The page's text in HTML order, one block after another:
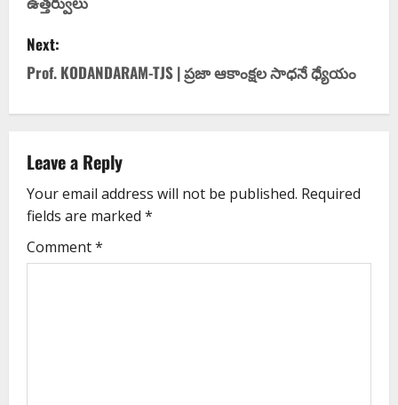
Next:
Prof. KODANDARAM-TJS | ప్రజా ఆకాంక్షల సాధనే ధ్యేయం
Leave a Reply
Your email address will not be published. Required
fields are marked *
Comment*